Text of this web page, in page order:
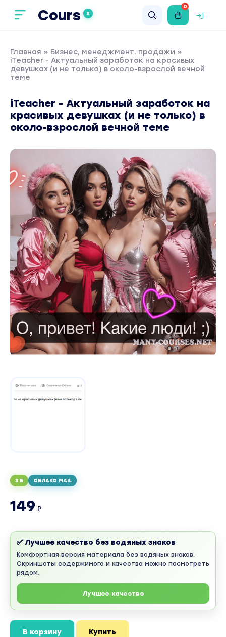
Cours X
0
Главная » Бизнес, менеджмент, продажи »
iTeacher - Актуальный заработок на красивых
девушках (и не только) в около-взрослой вечной
теме
iTeacher - Актуальный заработок на
красивых девушках (и не только) в
около-взрослой вечной теме
3 Б ОБЛАКО MAIL
149 ₽
✅ Лучшее качество без водяных знаков
Комфортная версия материала без водяных знаков.
Скриншоты содержимого и качества можно посмотреть
рядом.
Лучшее качество
В корзину Купить